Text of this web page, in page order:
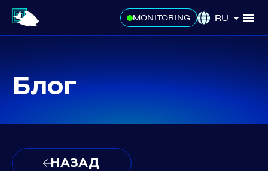
MONITORING RU
Блог
НАЗАД